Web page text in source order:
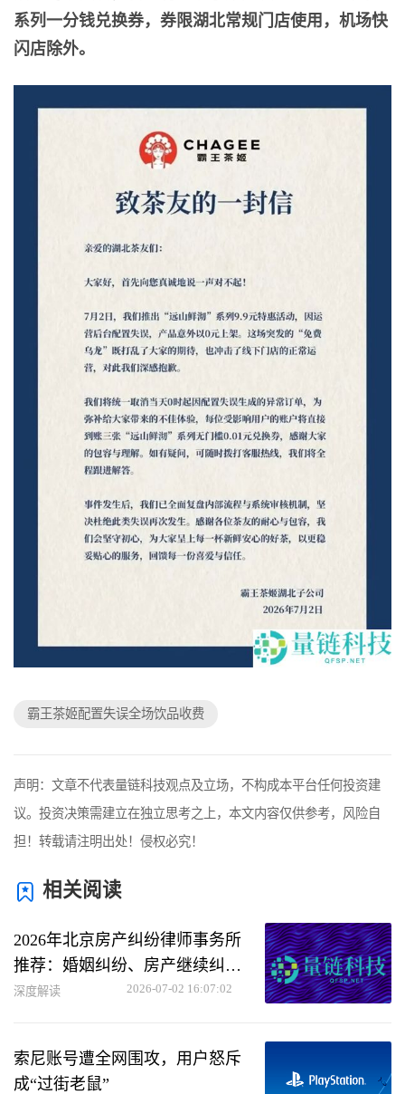
系列一分钱兑换券，券限湖北常规门店使用，机场快
闪店除外。
霸王茶姬配置失误全场饮品收费
声明：文章不代表量链科技观点及立场，不构成本平台任何投资建
议。投资决策需建立在独立思考之上，本文内容仅供参考，风险自
担！转载请注明出处！侵权必究！
相关阅读
2026年北京房产纠纷律师事务所
推荐：婚姻纠纷、房产继续纠纷
及遗嘱见证律师优选指南
深度解读 2026-07-02 16:07:02
索尼账号遭全网围攻，用户怒斥
成“过街老鼠”